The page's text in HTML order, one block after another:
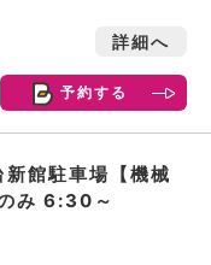
詳細へ
予約する
館駐車場【機械
み 6:30～